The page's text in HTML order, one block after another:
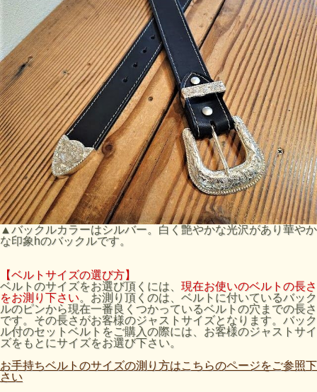
▲バックルカラーはシルバー。白く艶やかな光沢があり華やか
な印象hのバックルです。
【ベルトサイズの選び方】
ベルトのサイズをお選び頂くには、 現在お使いのベルトの長さ
をお測り下さい。お測り頂くのは、ベルトに付いているバック
ルのピンから現在一番良くつかっているベルトの穴までの長さ
です。その長さがお客様のジャストサイズとなります。バック
ル付のセットベルトをご購入の際には、お客様のジャストサイ
ズをもとにサイズをお選び下さい。
お手持ちベルトのサイズの測り方はこちらのページをご参照下
さい